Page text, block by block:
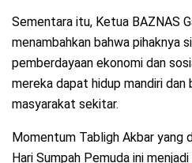
Sementara itu, Ketua BAZNAS
menambahkan bahwa pihaknya
pemberdayaan ekonomi dan
mereka dapat hidup mandiri
masyarakat sekitar.
Momentum Tabligh Akbar yang
Hari Sumpah Pemuda ini